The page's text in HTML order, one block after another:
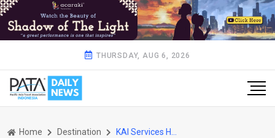
THURSDAY, AUG 6, 2026
Home Destination KAI Services Hadirkan Menu Sarapan di KA Pandanwangi